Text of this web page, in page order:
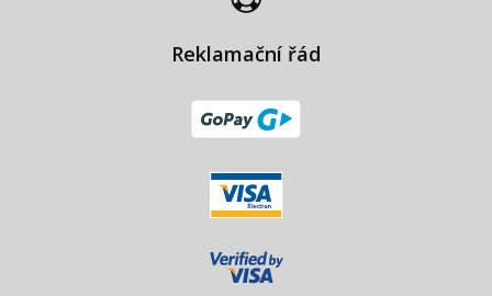
Reklamační řád